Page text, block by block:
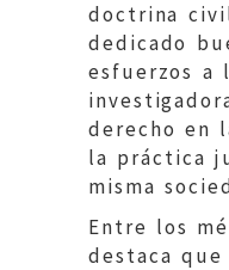
doctrina
dedicado
esfuerzos a
derecho en
la práctica
misma
Entre los
destaca